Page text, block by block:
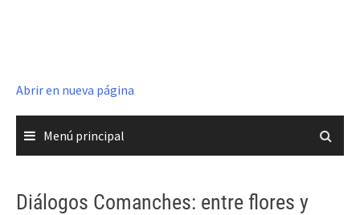
Abrir en nueva página
Menú principal
Diálogos Comanches: entre flores y